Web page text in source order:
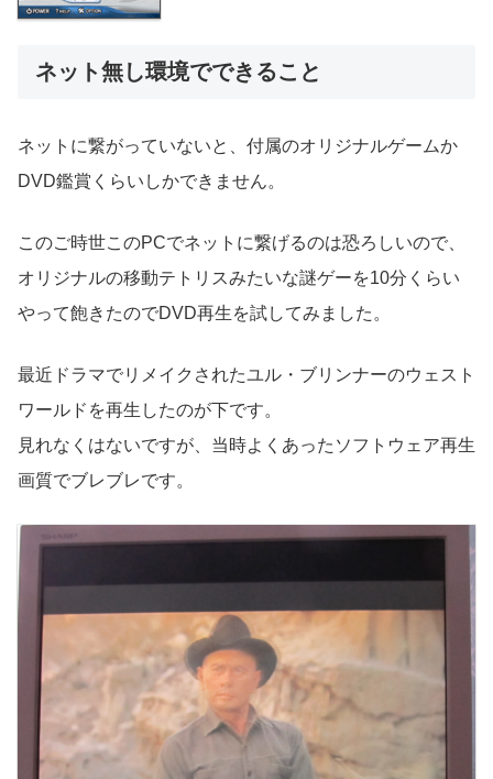
ネット無し環境でできること
ネットに繋がっていないと、付属のオリジナルゲームか
DVD鑑賞くらいしかできません。
このご時世このPCでネットに繋げるのは恐ろしいので、
オリジナルの移動テトリスみたいな謎ゲーを10分くらい
やって飽きたのでDVD再生を試してみました。
最近ドラマでリメイクされたユル・ブリンナーのウェスト
ワールドを再生したのが下です。
見れなくはないですが、当時よくあったソフトウェア再生
画質でブレブレです。